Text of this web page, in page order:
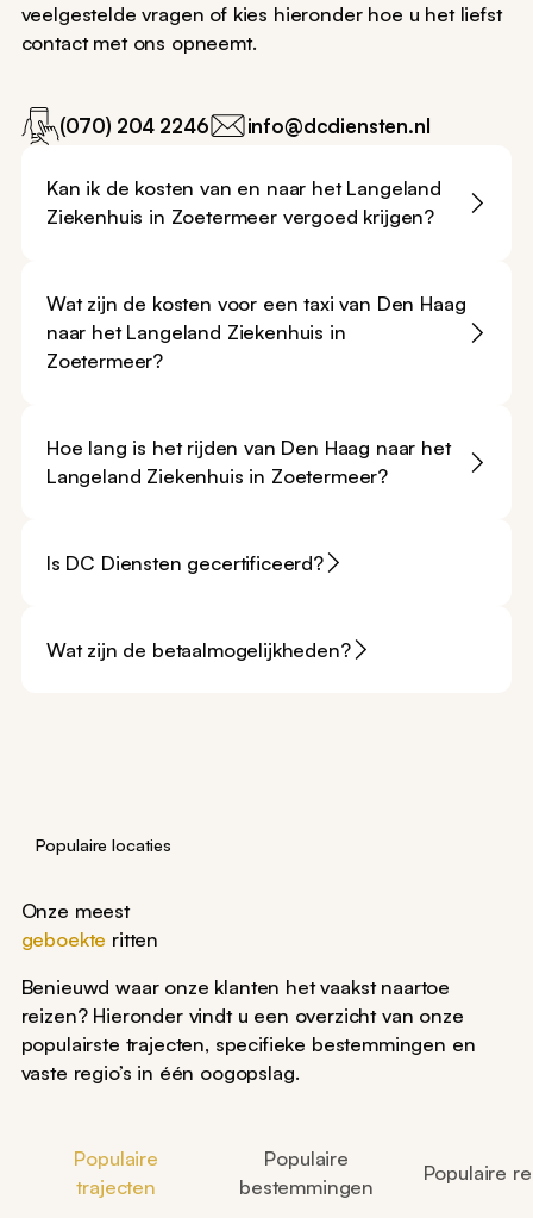
veelgestelde vragen of kies hieronder hoe u het liefst
contact met ons opneemt.
(070) 204 2246 info@dcdiensten.nl
Kan ik de kosten van en naar het Langeland
Ziekenhuis in Zoetermeer vergoed krijgen?
Wat zijn de kosten voor een taxi van Den Haag
naar het Langeland Ziekenhuis in
Zoetermeer?
Hoe lang is het rijden van Den Haag naar het
Langeland Ziekenhuis in Zoetermeer?
Is DC Diensten gecertificeerd?
Wat zijn de betaalmogelijkheden?
Populaire locaties
Onze meest
geboekte ritten
Benieuwd waar onze klanten het vaakst naartoe
reizen? Hieronder vindt u een overzicht van onze
populairste trajecten, specifieke bestemmingen en
vaste regio’s in één oogopslag.
Populaire
trajecten
Populaire
bestemmingen
Populaire